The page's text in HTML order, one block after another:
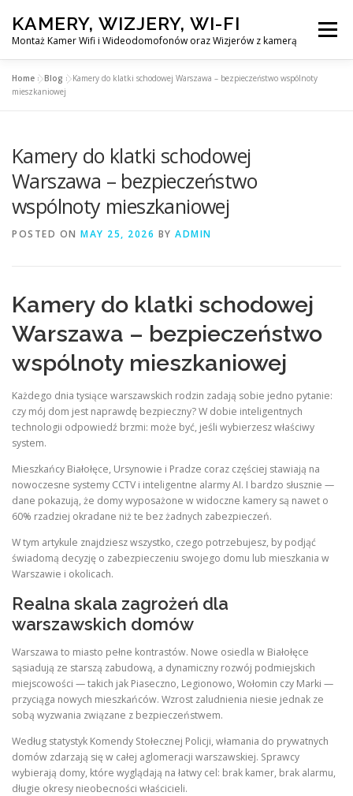
content
KAMERY, WIZJERY, WI-FI
Montaż Kamer Wifi i Wideodomofonów oraz Wizjerów z kamerą
Menu
GŁÓWNA
MONTAŻ WIDEDOMOFONÓW
MONTAŻU WIZJERÓW Z KAMERĄ
Home »Blog »Kamery do klatki schodowej Warszawa – bezpieczeństwo wspólnoty
mieszkaniowej
Kamery do klatki schodowej
Warszawa – bezpieczeństwo
wspólnoty mieszkaniowej
POSTED ON MAY 25, 2026 BY ADMIN
Kamery do klatki schodowej
Warszawa – bezpieczeństwo
wspólnoty mieszkaniowej
Każdego dnia tysiące warszawskich rodzin zadają sobie jedno pytanie:
czy mój dom jest naprawdę bezpieczny? W dobie inteligentnych
technologii odpowiedź brzmi: może być, jeśli wybierzesz właściwy
system.
Mieszkańcy Białołęce, Ursynowie i Pradze coraz częściej stawiają na
nowoczesne systemy CCTV i inteligentne alarmy AI. I bardzo słusznie —
dane pokazują, że domy wyposażone w widoczne kamery są nawet o
60% rzadziej okradane niż te bez żadnych zabezpieczeń.
W tym artykule znajdziesz wszystko, czego potrzebujesz, by podjąć
świadomą decyzję o zabezpieczeniu swojego domu lub mieszkania w
Warszawie i okolicach.
Realna skala zagrożeń dla
warszawskich domów
Warszawa to miasto pełne kontrastów. Nowe osiedla w Białołęce
sąsiadują ze starszą zabudową, a dynamiczny rozwój podmiejskich
miejscowości — takich jak Piaseczno, Legionowo, Wołomin czy Marki —
przyciąga nowych mieszkańców. Wzrost zaludnienia niesie jednak ze
sobą wyzwania związane z bezpieczeństwem.
Według statystyk Komendy Stołecznej Policji, włamania do prywatnych
domów zdarzają się w całej aglomeracji warszawskiej. Sprawcy
wybierają domy, które wyglądają na łatwy cel: brak kamer, brak alarmu,
długie okresy nieobecności właścicieli.